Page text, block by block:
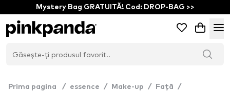
Mystery Bag GRATUITĂ! Cod: DROP-BAG >>
Prima pagina / essence / Make-up / Față
/